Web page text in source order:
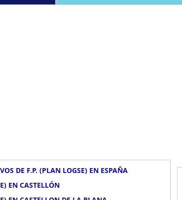
DE F.P. (PLAN LOGSE) EN ESPAÑA
EN CASTELLÓN